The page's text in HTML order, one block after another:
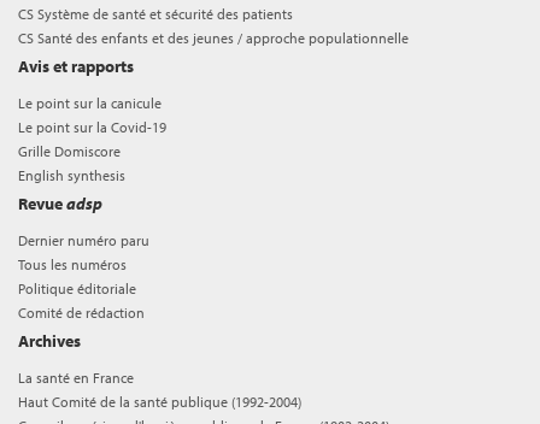
CS Système de santé et sécurité des patients
CS Santé des enfants et des jeunes / approche populationnelle
Avis et rapports
Le point sur la canicule
Le point sur la Covid-19
Grille Domiscore
English synthesis
Revueadsp
Dernier numéro paru
Tous les numéros
Politique éditoriale
Comité de rédaction
Archives
La santé en France
Haut Comité de la santé publique (1992-2004)